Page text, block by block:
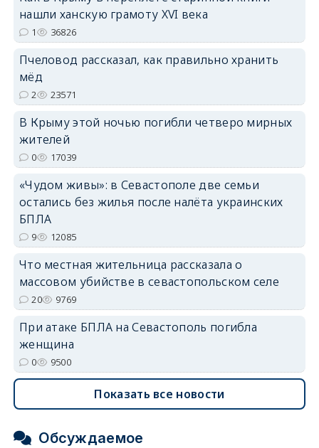
erid: 2SDnjdPjgYS
нашли ханскую грамоту XVI века
1 36826
Пчеловод рассказал, как правильно хранить
мёд
2 23571
В Крыму этой ночью погибли четверо мирных
жителей
0 17039
«Чудом живы»: в Севастополе две семьи
остались без жилья после налёта украинских
БПЛА
9 12085
Что местная жительница рассказала о
массовом убийстве в севастопольском селе
20 9769
При атаке БПЛА на Севастополь погибла
женщина
0 9500
Показать все новости
Обсуждаемое